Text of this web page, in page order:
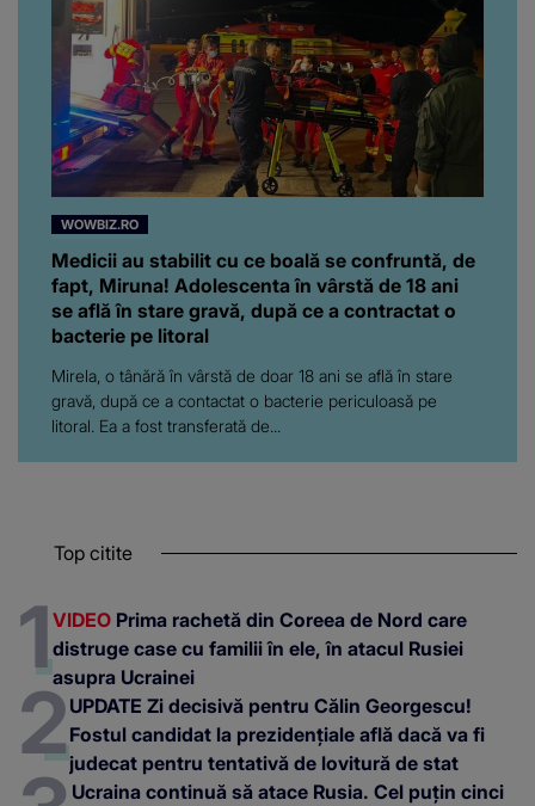
WOWBIZ.RO
Medicii au stabilit cu ce boală se confruntă, de
fapt, Miruna! Adolescenta în vârstă de 18 ani
se află în stare gravă, după ce a contractat o
bacterie pe litoral
Mirela, o tânără în vârstă de doar 18 ani se află în stare
gravă, după ce a contactat o bacterie periculoasă pe
litoral. Ea a fost transferată de...
Top citite
VIDEO Prima rachetă din Coreea de Nord care
distruge case cu familii în ele, în atacul Rusiei
asupra Ucrainei
UPDATE Zi decisivă pentru Călin Georgescu!
Fostul candidat la prezidențiale află dacă va fi
judecat pentru tentativă de lovitură de stat
Ucraina continuă să atace Rusia. Cel puțin cinci